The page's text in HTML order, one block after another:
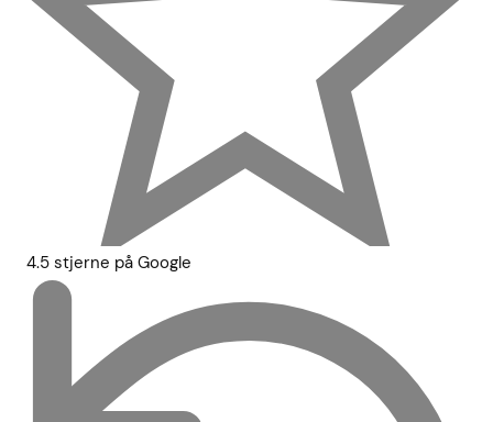
4.5 stjerne på Google